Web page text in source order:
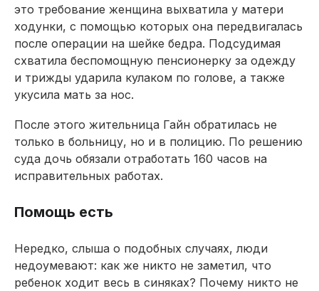
это требование женщина выхватила у матери
ходунки, с помощью которых она передвигалась
после операции на шейке бедра. Подсудимая
схватила беспомощную пенсионерку за одежду
и трижды ударила кулаком по голове, а также
укусила мать за нос.
После этого жительница Гайн обратилась не
только в больницу, но и в полицию. По решению
суда дочь обязали отработать 160 часов на
исправительных работах.
Помощь есть
Нередко, слыша о подобных случаях, люди
недоумевают: как же никто не заметил, что
ребенок ходит весь в синяках? Почему никто не